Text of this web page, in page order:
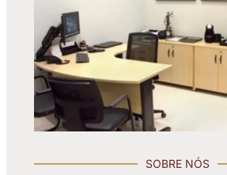
SOBRE NÓS